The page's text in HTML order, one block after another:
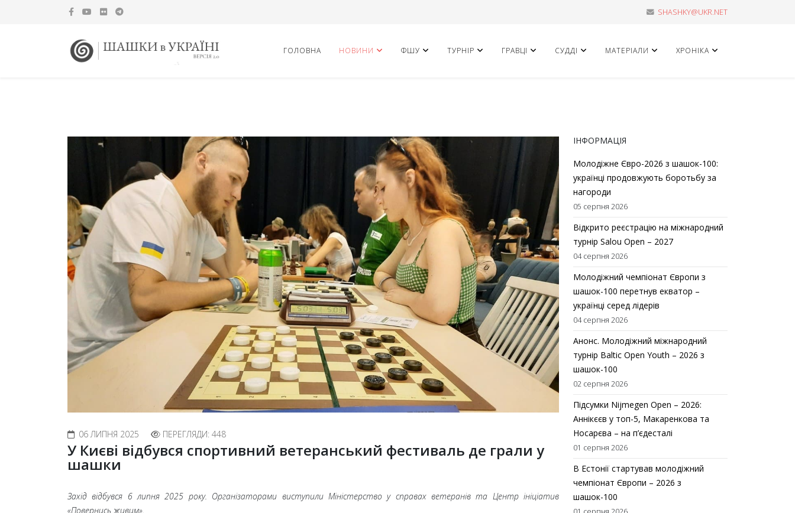
SHASHKY@UKR.NET
ГОЛОВНА НОВИНИ ФШУ ТУРНІР ГРАВЦІ СУДДІ МАТЕРІАЛИ ХРОНІКА
06 ЛИПНЯ 2025 ПЕРЕГЛЯДИ: 448
У Києві відбувся спортивний ветеранський фестиваль де грали у
шашки
Захід відбувся 6 липня 2025 року. Організаторами виступили Міністерство у справах ветеранів та Центр ініціатив
«Повернись живим».
ІНФОРМАЦІЯ
Молодіжне Євро-2026 з шашок-100:
українці продовжують боротьбу за
нагороди
05 серпня 2026
Відкрито реєстрацію на міжнародний
турнір Salou Open – 2027
04 серпня 2026
Молодіжний чемпіонат Європи з
шашок-100 перетнув екватор –
українці серед лідерів
04 серпня 2026
Анонс. Молодіжний міжнародний
турнір Baltic Open Youth – 2026 з
шашок-100
02 серпня 2026
Підсумки Nijmegen Open – 2026:
Аннікєєв у топ-5, Макаренкова та
Носарєва – на п’єдесталі
01 серпня 2026
В Естонії стартував молодіжний
чемпіонат Європи – 2026 з
шашок-100